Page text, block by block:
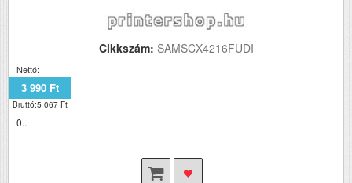
Cikkszám: SAMSCX4216FUDI
Nettó:
3 990 Ft
Bruttó:5 067 Ft
0..